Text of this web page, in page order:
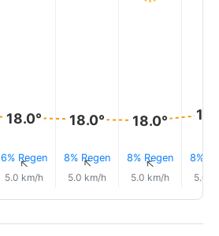
18.0°
6% Regen
↑
5.0 km/h
18.0°
8% Regen
↑
5.0 km/h
18.0°
8% Regen
↑
5.0 km/h
8%
5.0